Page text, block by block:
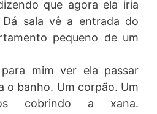
que agora ela iria
sala vê a entrada do
pequeno de um
mim ver ela passar
o banho. Um corpão. Um
cobrindo a xana.